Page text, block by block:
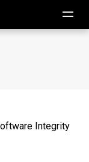
Integrity